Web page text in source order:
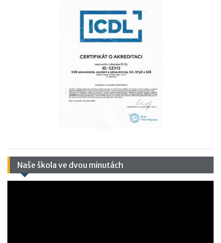
Naše škola ve dvou minutách